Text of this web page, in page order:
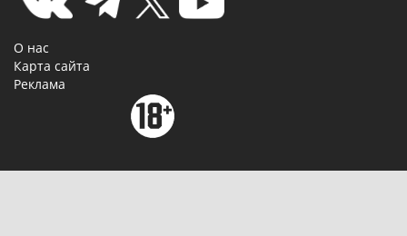
О нас
Карта сайта
Реклама